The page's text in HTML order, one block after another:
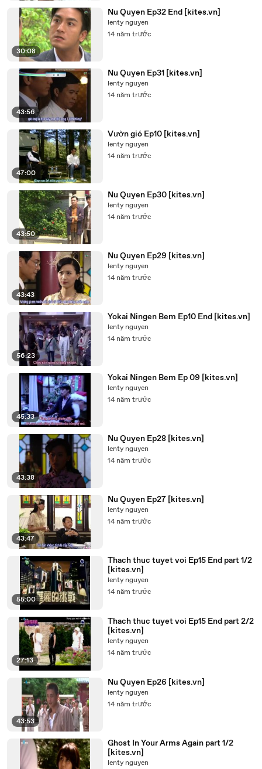
30:08
Nu Quyen Ep32 End [kites.vn]
lenty nguyen
14 năm trước
43:56
Nu Quyen Ep31 [kites.vn]
lenty nguyen
14 năm trước
47:00
Vườn gió Ep10 [kites.vn]
lenty nguyen
14 năm trước
43:50
Nu Quyen Ep30 [kites.vn]
lenty nguyen
14 năm trước
43:43
Nu Quyen Ep29 [kites.vn]
lenty nguyen
14 năm trước
56:23
Yokai Ningen Bem Ep10 End [kites.vn]
lenty nguyen
14 năm trước
45:33
Yokai Ningen Bem Ep 09 [kites.vn]
lenty nguyen
14 năm trước
43:38
Nu Quyen Ep28 [kites.vn]
lenty nguyen
14 năm trước
43:47
Nu Quyen Ep27 [kites.vn]
lenty nguyen
14 năm trước
55:00
Thach thuc tuyet voi Ep15 End part 1/2
[kites.vn]
lenty nguyen
14 năm trước
27:13
Thach thuc tuyet voi Ep15 End part 2/2
[kites.vn]
lenty nguyen
14 năm trước
43:53
Nu Quyen Ep26 [kites.vn]
lenty nguyen
14 năm trước
Ghost In Your Arms Again part 1/2
[kites.vn]
lenty nguyen